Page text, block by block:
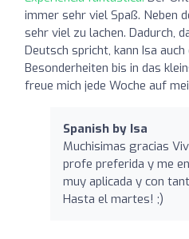
immer sehr viel Spaß. Neben
sehr viel zu lachen. Dadurch,
Deutsch spricht, kann Isa
Besonderheiten bis in das
freue mich jede Woche auf
Spanish by Isa
Muchisimas gracias
profe preferida y me
muy aplicada y con
Hasta el martes! ;)